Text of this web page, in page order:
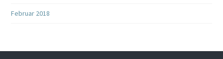
Februar 2018